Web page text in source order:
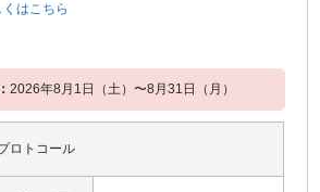
はこちら
2026年8月1日（土）〜8月31日（月）
ロトコール